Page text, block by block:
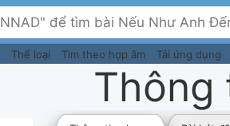
Thể loại Tìm theo hợp âm Tải ứng dụng
Thông